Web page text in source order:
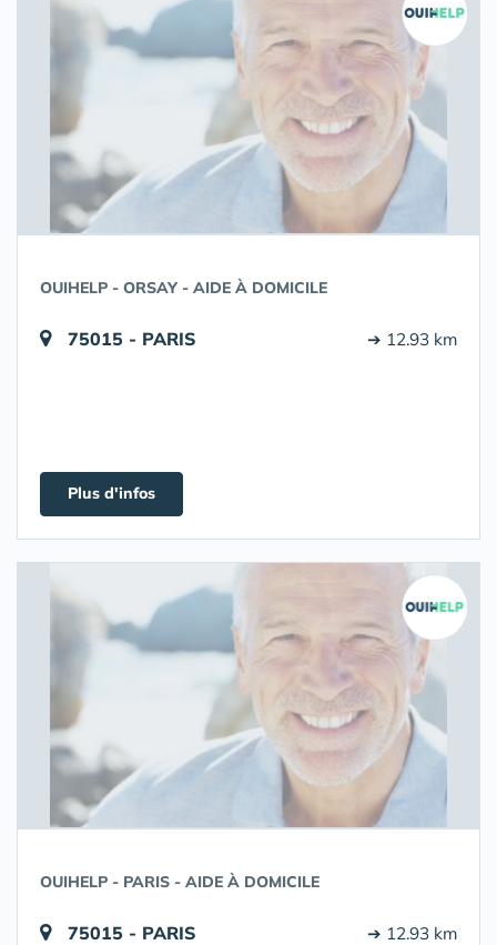
OUIHELP - ORSAY - AIDE À DOMICILE
75015 - PARIS ➔ 12.93 km
Plus d'infos
OUIHELP - PARIS - AIDE À DOMICILE
75015 - PARIS ➔ 12.93 km